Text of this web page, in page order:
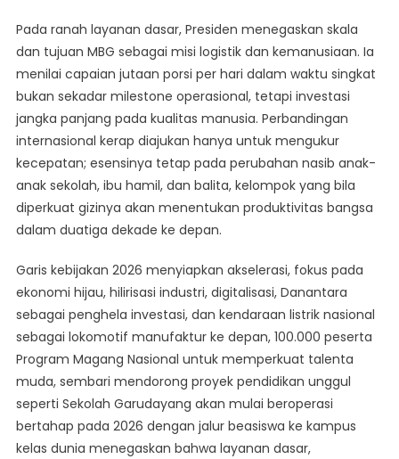
Pada ranah layanan dasar, Presiden menegaskan skala
dan tujuan MBG sebagai misi logistik dan kemanusiaan. Ia
menilai capaian jutaan porsi per hari dalam waktu singkat
bukan sekadar milestone operasional, tetapi investasi
jangka panjang pada kualitas manusia. Perbandingan
internasional kerap diajukan hanya untuk mengukur
kecepatan; esensinya tetap pada perubahan nasib anak-
anak sekolah, ibu hamil, dan balita, kelompok yang bila
diperkuat gizinya akan menentukan produktivitas bangsa
dalam duatiga dekade ke depan.
Garis kebijakan 2026 menyiapkan akselerasi, fokus pada
ekonomi hijau, hilirisasi industri, digitalisasi, Danantara
sebagai penghela investasi, dan kendaraan listrik nasional
sebagai lokomotif manufaktur ke depan, 100.000 peserta
Program Magang Nasional untuk memperkuat talenta
muda, sembari mendorong proyek pendidikan unggul
seperti Sekolah Garudayang akan mulai beroperasi
bertahap pada 2026 dengan jalur beasiswa ke kampus
kelas dunia menegaskan bahwa layanan dasar,